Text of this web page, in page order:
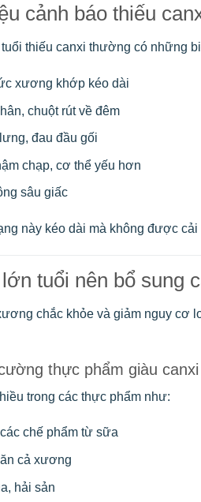
cảnh báo thiếu
thiếu canxi thường có những
xương khớp kéo dài
chuột rút về đêm
đau đầu gối
chạp, cơ thể yếu hơn
sâu giấc
này kéo dài mà không được
tuổi nên bổ sung
chắc khỏe và giảm nguy cơ
thực phẩm giàu canxi
trong các thực phẩm như:
chế phẩm từ sữa
cả xương
hải sản